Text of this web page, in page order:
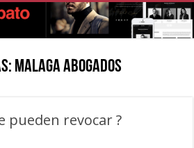
malaga abogados
pueden revocar ?